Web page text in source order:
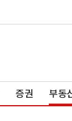
증권 부동